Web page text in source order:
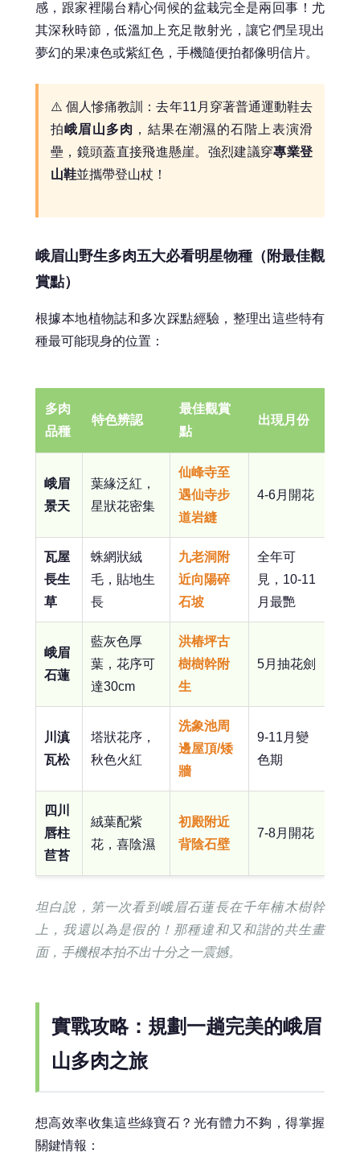
感，跟家裡陽台精心伺候的盆栽完全是兩回事！尤
其深秋時節，低溫加上充足散射光，讓它們呈現出
夢幻的果凍色或紫紅色，手機隨便拍都像明信片。
⚠️ 個人慘痛教訓：去年11月穿著普通運動鞋去
拍峨眉山多肉 ，結果在潮濕的石階上表演滑
壘，鏡頭蓋直接飛進懸崖。強烈建議穿專業登
山鞋並攜帶登山杖！
峨眉山野生多肉五大必看明星物種（附最佳觀
賞點）
根據本地植物誌和多次踩點經驗，整理出這些特有
種最可能現身的位置：
多肉
品種
特色辨認
最佳觀賞
點
出現月份
峨眉
景天
葉緣泛紅，
星狀花密集
仙峰寺至
遇仙寺步
道岩縫
4-6月開花
瓦屋
長生
草
蛛網狀絨
毛，貼地生
長
九老洞附
近向陽碎
石坡
全年可
見，10-11
月最艷
峨眉
石蓮
藍灰色厚
葉，花序可
達30cm
洪椿坪古
樹樹幹附
生
5月抽花劍
川滇
瓦松
塔狀花序，
秋色火紅
洗象池周
邊屋頂/矮
牆
9-11月變
色期
四川
唇柱
苣苔
絨葉配紫
花，喜陰濕
初殿附近
背陰石壁
7-8月開花
坦白說，第一次看到峨眉石蓮長在千年楠木樹幹
上，我還以為是假的！那種違和又和諧的共生畫
面，手機根本拍不出十分之一震撼。
實戰攻略：規劃一趟完美的峨眉
山多肉之旅
想高效率收集這些綠寶石？光有體力不夠，得掌握
關鍵情報：